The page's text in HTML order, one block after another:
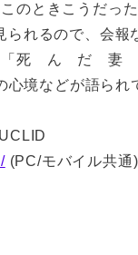
のときこうだっ
られるので、会報
回の「死 ん
境などが語られ
(PC/モバイル共通)